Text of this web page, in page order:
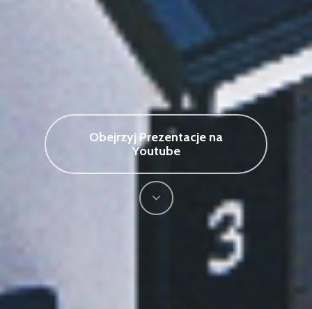
Obejrzyj Prezentacje na
Youtube